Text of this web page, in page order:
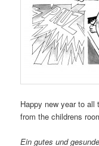
Happy new year to all
from the childrens
Ein gutes und